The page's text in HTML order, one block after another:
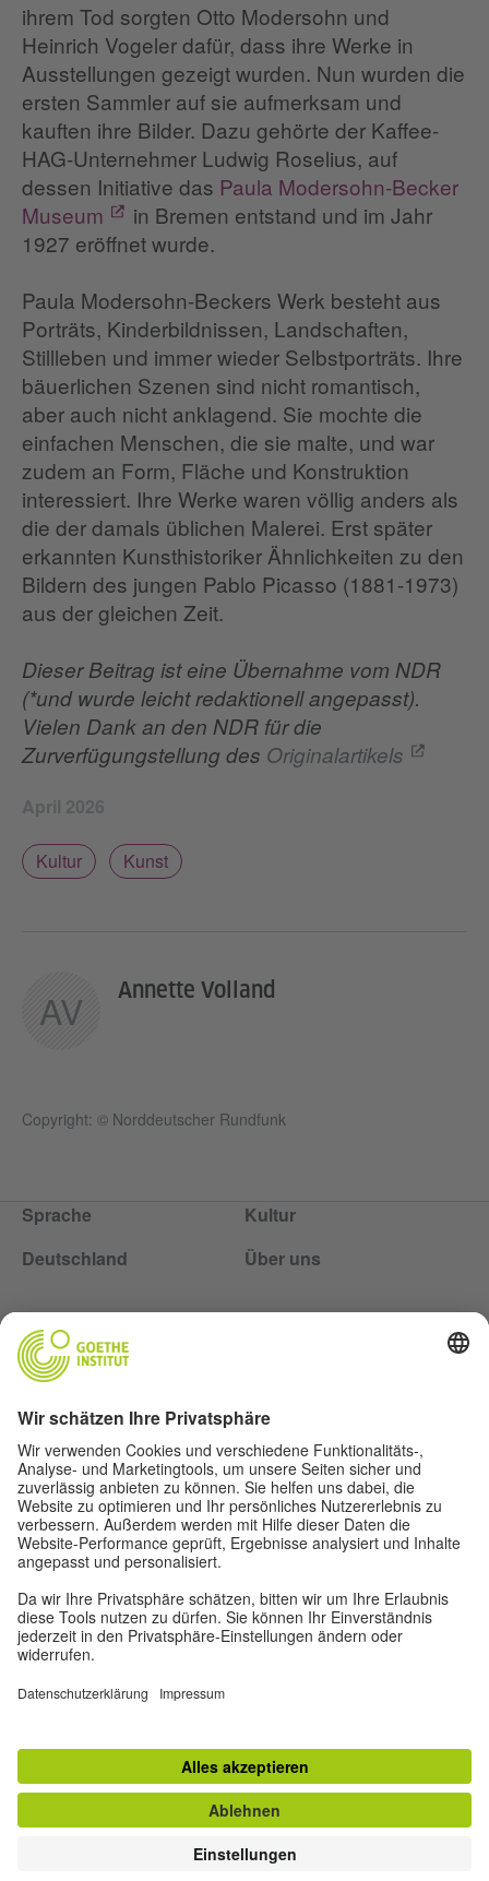
ihrem Tod sorgten Otto Modersohn und
Heinrich Vogeler dafür, dass ihre Werke in
Ausstellungen gezeigt wurden. Nun wurden die
ersten Sammler auf sie aufmerksam und
kauften ihre Bilder. Dazu gehörte der Kaffee-
HAG-Unternehmer Ludwig Roselius, auf
dessen Initiative das Paula Modersohn-Becker
Museum
in Bremen entstand und im Jahr
1927 eröffnet wurde.
Paula Modersohn-Beckers Werk besteht aus
Porträts, Kinderbildnissen, Landschaften,
Stillleben und immer wieder Selbstporträts. Ihre
bäuerlichen Szenen sind nicht romantisch,
aber auch nicht anklagend. Sie mochte die
einfachen Menschen, die sie malte, und war
zudem an Form, Fläche und Konstruktion
interessiert. Ihre Werke waren völlig anders als
die der damals üblichen Malerei. Erst später
erkannten Kunsthistoriker Ähnlichkeiten zu den
Bildern des jungen Pablo Picasso (1881-1973)
aus der gleichen Zeit.
Dieser Beitrag ist eine Übernahme vom NDR
(*und wurde leicht redaktionell angepasst).
Vielen Dank an den NDR für die
Zurverfügungstellung des Originalartikels
April 2026
Kultur Kunst
AV Annette Volland
Copyright: © Norddeutscher Rundfunk
Sprache
Kultur
Deutschland
Über uns
Über uns
Autor*innen
Impressum
Datenschutz
Privatsphäre-Einstellungen
Weitere Angebote des Goethe-Instituts